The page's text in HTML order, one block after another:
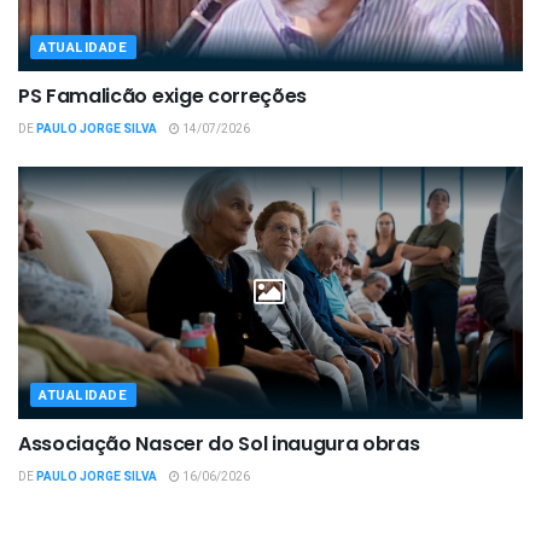
ATUALIDADE
PS Famalicão exige correções
DEPAULO JORGE SILVA 14/07/2026
ATUALIDADE
Associação Nascer do Sol inaugura obras
DEPAULO JORGE SILVA 16/06/2026